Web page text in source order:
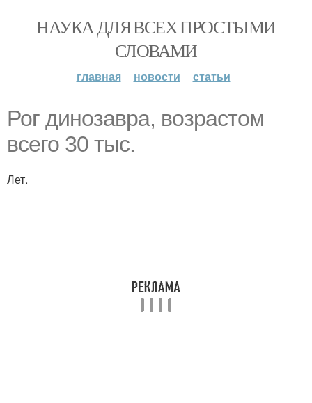
НАУКА ДЛЯ ВСЕХ ПРОСТЫМИ
СЛОВАМИ
главная новости статьи
Рог динозавра, возрастом
всего 30 тыс.
Лет.